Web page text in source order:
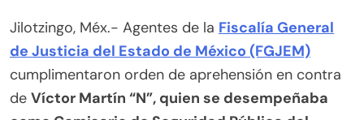
Jilotzingo, Méx.- Agentes de la Fiscalía General
de Justicia del Estado de México (FGJEM)
cumplimentaron orden de aprehensión en contra
de Víctor Martín “N”, quien se desempeñaba